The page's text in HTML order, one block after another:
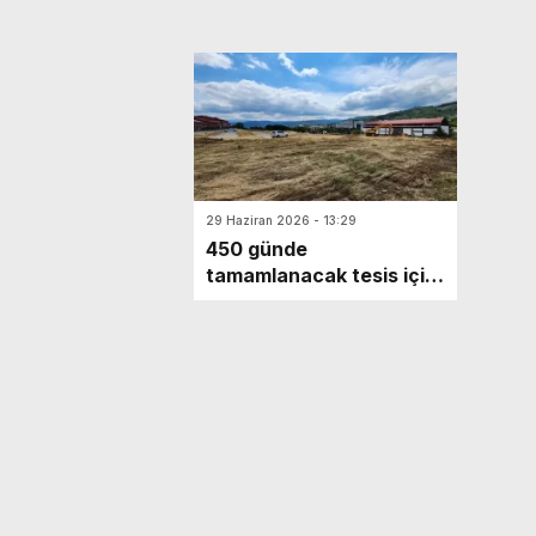
29 Haziran 2026 - 13:29
450 günde
tamamlanacak tesis için